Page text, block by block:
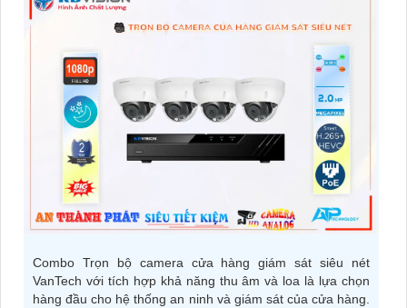
Combo Trọn bộ camera cửa hàng giám sát siêu nét
VanTech với tích hợp khả năng thu âm và loa là lựa chọn
hàng đầu cho hệ thống an ninh và giám sát của cửa hàng.